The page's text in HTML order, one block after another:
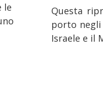
le
Questa
porto
Israele e il